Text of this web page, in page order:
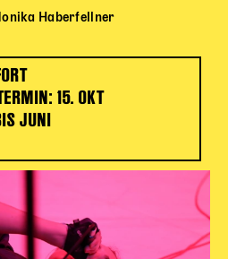
Haberfellner
15. OKT
JUNI